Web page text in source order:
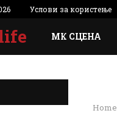
Услови за користење
МК СЦЕНА
Home